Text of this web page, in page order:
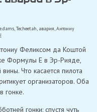
,Techeetah, авария,Антониу
Феликсом да Коштой
Формулы E в Эр-Рияде,
Что касается пилота
организаторов. Оба
гонке.
гонки: спустя чуть